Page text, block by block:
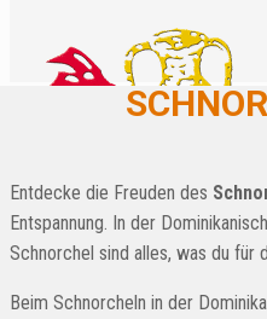
Entdecke die Freuden des
Entspannung. In der
Schnorchel sind alles, was du für
Beim Schnorcheln in der